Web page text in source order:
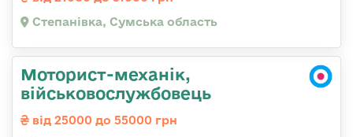
Степанівка, Сумська область
Моторист-механік,
військовослужбовець
від 25000 до 55000 грн